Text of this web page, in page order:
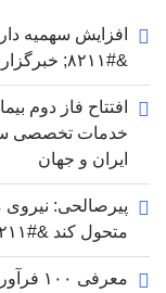
افزایش سهمیه
&#۸۲۱۱; خبرگزاری مهر | اخبار ایران و جهان
افتتاح فاز دوم
ایران و جهان
پیرصالحی:
متحول کند &#۸۲۱۱; خبرگزاری مهر | اخبار ایران و جهان